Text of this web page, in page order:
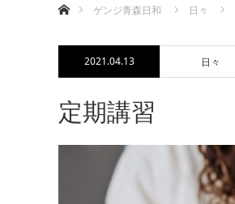
ゲンジ青森日和
日々
2021.04.13 日々
定期講習